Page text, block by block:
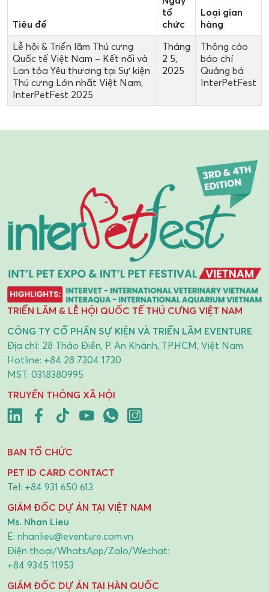
Tiêu đề
tổ
chức
Loại gian
hàng
Lễ hội & Triển lãm Thú cưng
Quốc tế Việt Nam – Kết nối và
Lan tỏa Yêu thương tại Sự kiện
Thú cưng Lớn nhất Việt Nam,
InterPetFest 2025
Tháng
2 5,
2025
Thông cáo
báo chí
Quảng bá
InterPetFest
TRIỂN LÃM & LỄ HỘI QUỐC TẾ THÚ CƯNG VIỆT NAM
CÔNG TY CỔ PHẦN SỰ KIỆN VÀ TRIỂN LÃM EVENTURE
Địa chỉ: 28 Thảo Điền, P. An Khánh, TP.HCM, Việt Nam
Hotline: +84 28 7304 1730
MST: 0318380995
TRUYỀN THÔNG XÃ HỘI
BAN TỔ CHỨC
PET ID CARD CONTACT
Tel: +84 931 650 613
GIÁM ĐỐC DỰ ÁN TẠI VIỆT NAM
Ms. Nhan Lieu
E: nhanlieu@eventure.com.vn
Điện thoại/WhatsApp/Zalo/Wechat:
+84 9345 11953
GIÁM ĐỐC DỰ ÁN TẠI HÀN QUỐC